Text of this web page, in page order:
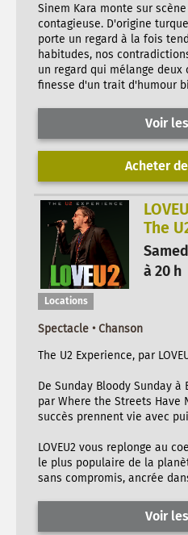
Sinem Kara monte sur
contagieuse. D'origine
porte un regard à la fois
habitudes, nos
un regard qui mélange
finesse d'un trait d'humour
Voir
Acheter
The
à 20 h
Locations
Spectacle • Chanson
The U2 Experience, par
De Sunday Bloody Sunday
par Where the Streets Have
succès prennent vie avec
LOVEU2 vous replonge au
le plus populaire de la
sans compromis, ancrée
Voir